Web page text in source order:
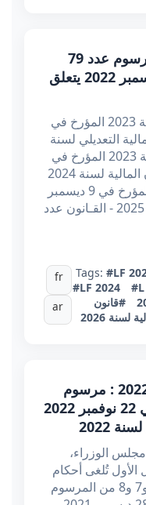
قانون المالية لسنة 2023 : مرسوم عدد 79
لسنة 2022 مؤرخ في 22 ديسمبر 2022 يتعلق
نقح بـ : - القــــانون عدد 12 لسنة 2023 المؤرخ في
المالية التعديلي لسنة
2023 - القــــــانون عدد 13 لسنة 2023 المؤرخ في
11 ديسمبر 2023 المتعلق بقانون المالية لسنة 2024
- القــانون عدد 48 لسنة 2024 المؤرخ في 9 ديسمبر
2024 يتعلق بقانون المالية لسنة 2025 - القـانون عدد
Tags: #LF
#LF 2024
#L
#قانون
لسنة 2026
fr
ar
قانون المالية التعديلي لسنة 2022 : مرسوم
عدد 69 لسنة 2022 مؤرخ في 22 نوفمبر 2022
2022
الوزراء،
تُلغى أحكام
الفصل الأول والفصول 2 و5 و6 و7 و8 من المرسوم